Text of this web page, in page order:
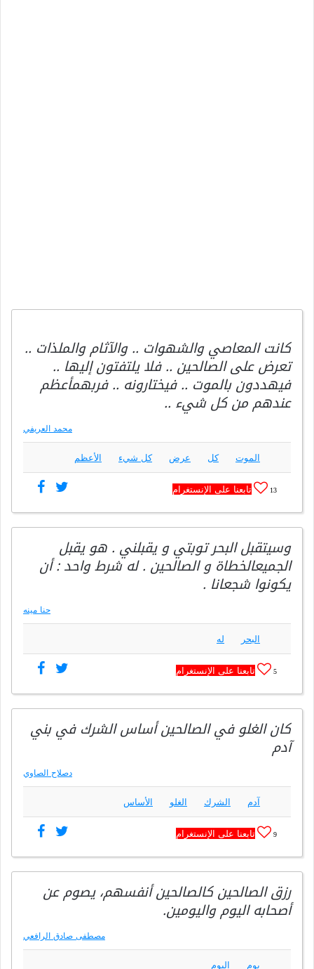
كانت المعاصي والشهوات .. والآثام والملذات ..
تعرض على الصالحين .. فلا يلتفتون إليها ..
فيهددون بالموت .. فيختارونه .. فربهمأعظم
عندهم من كل شيء ..
محمد العريفي
الموت كل عرض كل شيء الأعظم
13 تابعنا على الإنستغرام
وسيتقبل البحر توبتي و يقبلني . هو يقبل
الجميعالخطاة و الصالحين . له شرط واحد : أن
يكونوا شجعانا .
حنا مينه
البحر له
5 تابعنا على الإنستغرام
كان الغلو في الصالحين أساس الشرك في بني
آدم
دصلاح الصاوي
آدم الشرك الغلو الأساس
9 تابعنا على الإنستغرام
رزق الصالحين كالصالحين أنفسهم، يصوم عن
أصحابه اليوم واليومين.
مصطفى صادق الرافعي
يوم اليوم